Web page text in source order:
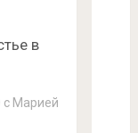
в
Марией